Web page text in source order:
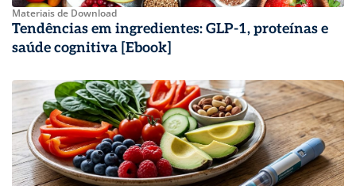
Materiais de Download
Tendências em ingredientes: GLP-1, proteínas e
saúde cognitiva [Ebook]